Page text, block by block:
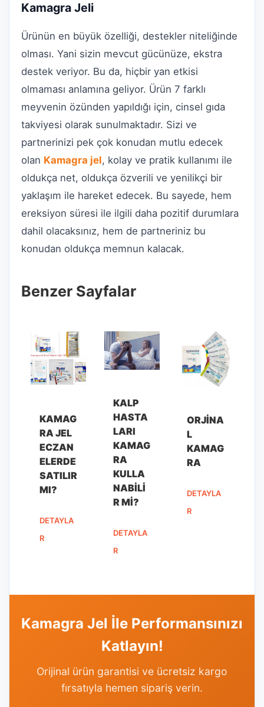
Kamagra Jeli
Ürünün en büyük özelliği, destekler niteliğinde
olması. Yani sizin mevcut gücünüze, ekstra
destek veriyor. Bu da, hiçbir yan etkisi
olmaması anlamına geliyor. Ürün 7 farklı
meyvenin özünden yapıldığı için, cinsel gıda
takviyesi olarak sunulmaktadır. Sizi ve
partnerinizi pek çok konudan mutlu edecek
olan Kamagra jel, kolay ve pratik kullanımı ile
oldukça net, oldukça özverili ve yenilikçi bir
yaklaşım ile hareket edecek. Bu sayede, hem
ereksiyon süresi ile ilgili daha pozitif durumlara
dahil olacaksınız, hem de partneriniz bu
konudan oldukça memnun kalacak.
Benzer Sayfalar
KAMAG
RA JEL
ECZAN
ELERDE
SATILIR
MI?
DETAYLA
R
KALP
HASTA
LARI
KAMAG
RA
KULLA
NABILI
R MI?
DETAYLA
R
ORJINA
L
KAMAG
RA
DETAYLA
R
Kamagra Jel İle Performansınızı
Katlayın!
Orijinal ürün garantisi ve ücretsiz kargo
fırsatıyla hemen sipariş verin.